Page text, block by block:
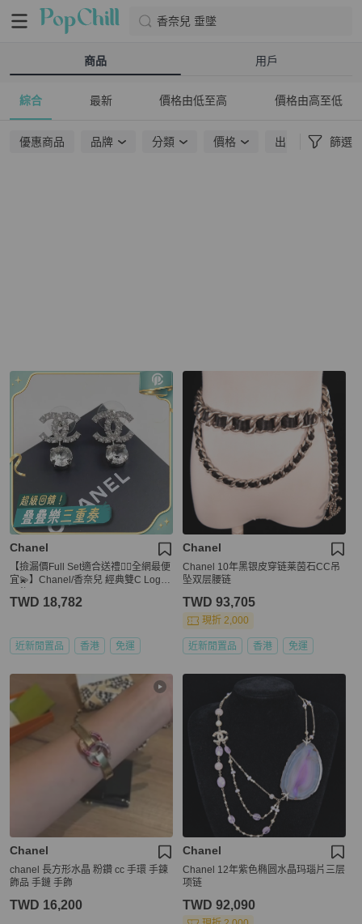
香奈兒 垂墜
商品 用戶
綜合 最新 價格由低至高 價格由高至低
優惠商品 品牌 分類 價格 出貨地點 篩選
Chanel
【撿漏價Full Set適合送禮👍🏻全網最便
宜💫】Chanel/香奈兒 經典雙C Logo
TWD 18,782
近新閒置品 香港 免運
Chanel
Chanel 10年黑银皮穿链莱茵石CC吊
坠双层腰链
TWD 93,705
現折 2,000
近新閒置品 香港 免運
Chanel
chanel 長方形水晶 粉鑽 cc 手環 手鍊
飾品 手鏈 手飾
TWD 16,200
Chanel
Chanel 12年紫色椭圆水晶玛瑙片三层
项链
TWD 92,090